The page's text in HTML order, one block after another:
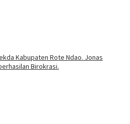
Kabupaten Rote Ndao. Jonas
Birokrasi.